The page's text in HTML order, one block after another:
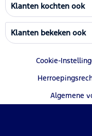
Klanten kochten ook
Klanten bekeken ook
Cookie-
Algemene